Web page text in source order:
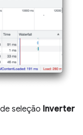
seleção Inverter